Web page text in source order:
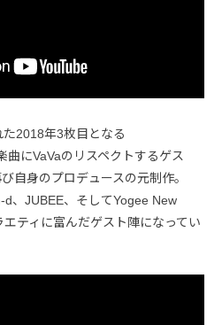
2018年3枚目となる
曲にVaVaのリスペクトするゲス
自身のプロデュースの元制作。
、JUBEE、そしてYogee New
ティに富んだゲスト陣になってい